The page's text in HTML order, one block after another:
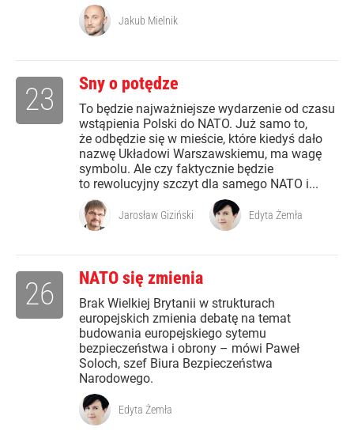
Jakub Mielnik
Sny o potędze
To będzie najważniejsze wydarzenie od czasu
wstąpienia Polski do NATO. Już samo to,
że odbędzie się w mieście, które kiedyś dało
nazwę Układowi Warszawskiemu, ma wagę
symbolu. Ale czy faktycznie będzie
to rewolucyjny szczyt dla samego NATO i...
23
Jarosław Giziński Edyta Żemła
NATO się zmienia
Brak Wielkiej Brytanii w strukturach
europejskich zmienia debatę na temat
budowania europejskiego sytemu
bezpieczeństwa i obrony – mówi Paweł
Soloch, szef Biura Bezpieczeństwa
Narodowego.
26
Edyta Żemła